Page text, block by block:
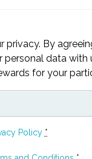
privacy. By
personal data with
for your
Policy *